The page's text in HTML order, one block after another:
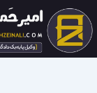
پرش
به
محتوا